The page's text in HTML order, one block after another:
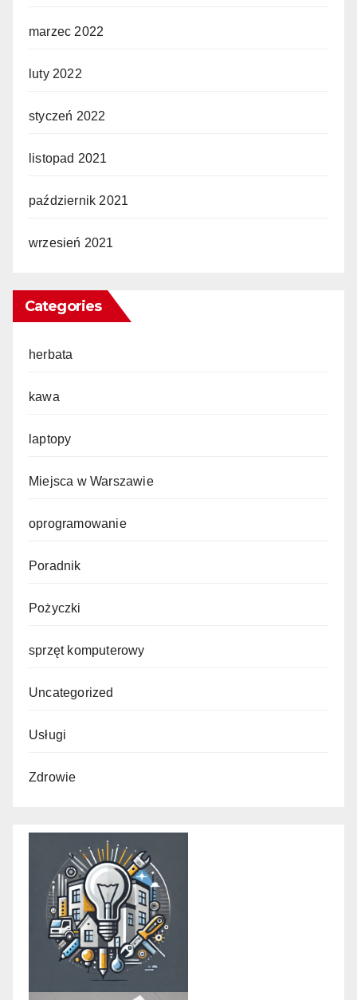
marzec 2022
luty 2022
styczeń 2022
listopad 2021
październik 2021
wrzesień 2021
Categories
herbata
kawa
laptopy
Miejsca w Warszawie
oprogramowanie
Poradnik
Pożyczki
sprzęt komputerowy
Uncategorized
Usługi
Zdrowie